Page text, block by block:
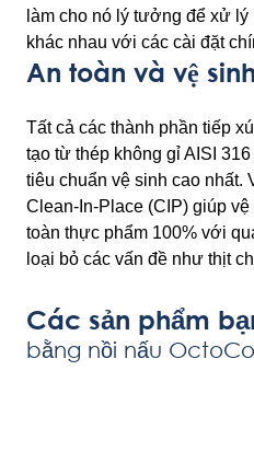
làm cho nó lý tưởng để xử
khác nhau với các cài đặt
An toàn và vệ
Tất cả các thành phần tiếp
tạo từ thép không gỉ AISI
tiêu chuẩn vệ sinh cao nhất.
Clean-In-Place (CIP) giúp
toàn thực phẩm 100% với
loại bỏ các vấn đề như thịt
Các sản phẩm
bằng nồi nấu